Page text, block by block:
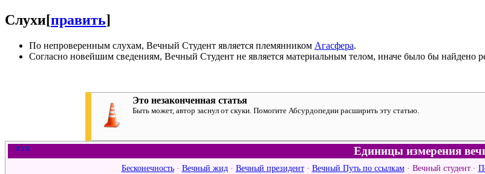
Слухи[править]
По непроверенным слухам, Вечный Студент является племянником Агасфера.
Согласно новейшим сведениям, Вечный Студент не является материальным телом, иначе было бы найдено
Это незаконченная статья
Быть может, автор заснул от скуки. Помогите Абсурдопедии расширить эту статью.
п·о ·в Единицы измерения
Бесконечность· Вечный жид· Вечный президент· Вечный Путь по ссылкам· Вечный студент·